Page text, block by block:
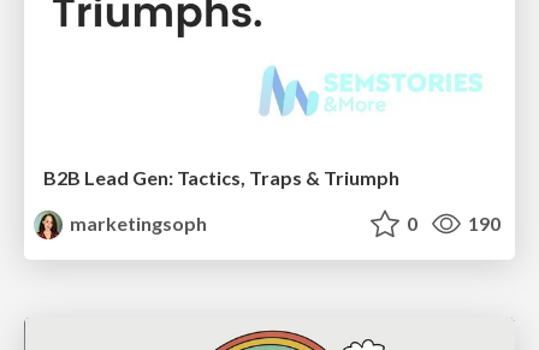
B2B Lead Gen: Tactics, Traps & Triumph
marketingsoph
0 190